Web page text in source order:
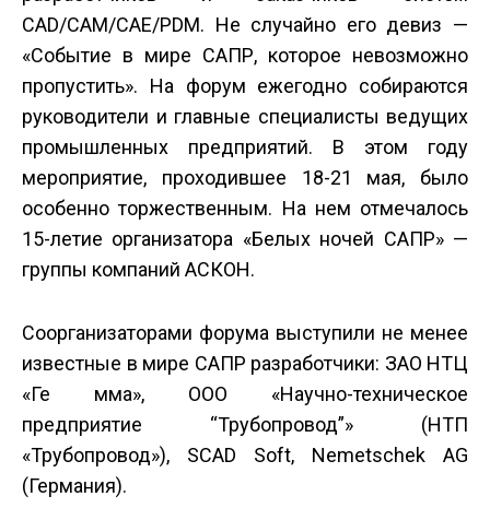
CAD/CAM/CAE/PDM. Не случайно его девиз —
«Событие в мире САПР, которое невозможно
пропустить». На форум ежегодно собираются
руководители и главные специалисты ведущих
промышленных предприятий. В этом году
мероприятие, проходившее 18-21 мая, было
особенно торжественным. На нем отмечалось
15-летие организатора «Белых ночей САПР» —
группы компаний АСКОН.
Соорганизаторами форума выступили не менее
известные в мире САПР разработчики: ЗАО НТЦ
«Ге мма», ООО «Научно-техническое
предприятие “Трубопровод”» (НТП
«Трубопровод»), SCAD Soft, Nemetschek AG
(Германия).